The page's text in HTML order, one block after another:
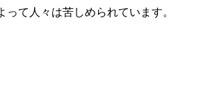
て人々は苦しめられています。